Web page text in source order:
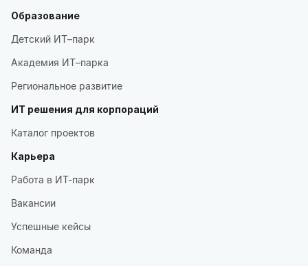
Образование
Детский ИТ–парк
Академия ИТ–парка
Региональное развитие
ИТ решения для корпораций
Каталог проектов
Карьера
Работа в ИТ-парк
Вакансии
Успешные кейсы
Команда